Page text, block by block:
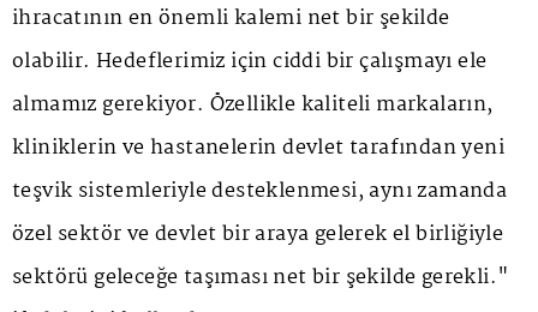
ihracatının en önemli kalemi net bir şekilde
olabilir. Hedeflerimiz için ciddi bir çalışmayı ele
almamız gerekiyor. Özellikle kaliteli markaların,
kliniklerin ve hastanelerin devlet tarafından yeni
teşvik sistemleriyle desteklenmesi, aynı zamanda
özel sektör ve devlet bir araya gelerek el birliğiyle
sektörü geleceğe taşıması net bir şekilde gerekli."